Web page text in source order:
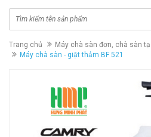
Trang chủ
Máy chà sàn đơn, chà sàn tạ
Máy chà sàn - giặt thảm BF 521